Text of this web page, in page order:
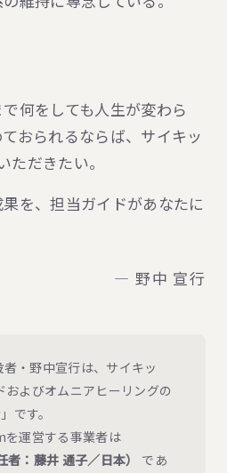
何をしても人生が変わら
おられるならば、サイキッ
だきたい。
を、担当ガイドがあなたに
— 野中 宣行
・野中宣行は、サイキッ
よびオムニアヒーリングの
です。
運営する事業者は
：藤井 通子／日本）
であ